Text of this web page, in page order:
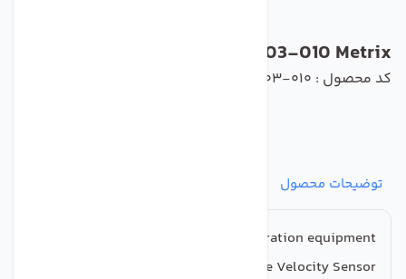
5485C-003-010 Metrix
کد محصول : 5485C-003-010
توضیحات محصول
Metrix vibration equipment
5485C-003-010 High Temperature Velocity Sensor.